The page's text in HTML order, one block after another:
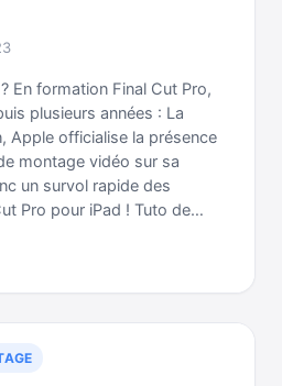
En formation Final Cut Pro,
plusieurs années : La
Apple officialise la présence
montage vidéo sur sa
un survol rapide des
Pro pour iPad ! Tuto de…